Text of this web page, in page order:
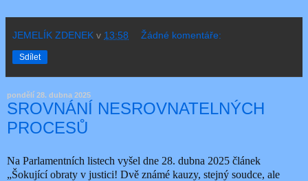
JEMELÍK ZDENEK v 13:58 Žádné komentáře:
Sdílet
pondělí 28. dubna 2025
SROVNÁNÍ NESROVNATELNÝCH
PROCESŮ
Na Parlamentních listech vyšel dne 28. dubna 2025 článek
„Šokující obraty v justici! Dvě známé kauzy, stejný soudce, ale